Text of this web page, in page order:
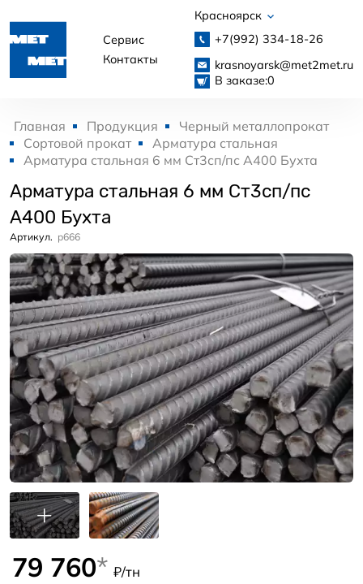
Сервис
Контакты
Красноярск
+7(992) 334-18-26
krasnoyarsk@met2met.ru
В заказе:0
Главная Продукция
Черный металлопрокат
Сортовой прокат
Арматура стальная
Арматура стальная 6 мм Ст3сп/пс А400 Бухта
Арматура стальная 6 мм Ст3сп/пс
А400 Бухта
Артикул. p666
79 760* ₽/тн